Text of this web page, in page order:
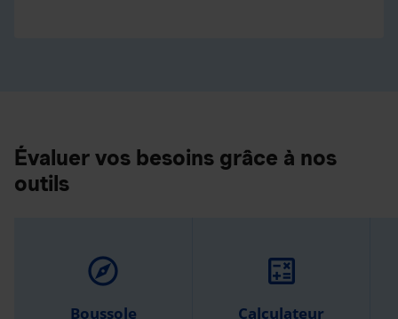
Évaluer vos besoins grâce à nos
outils
explore
Boussole
calculate
Calculateur